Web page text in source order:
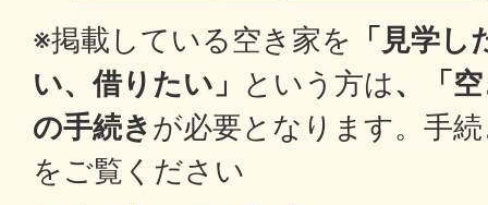
※掲載している空き家を 「見学し
い、借りたい」 という方は、「
の手続きが必要となります。手
をご覧ください